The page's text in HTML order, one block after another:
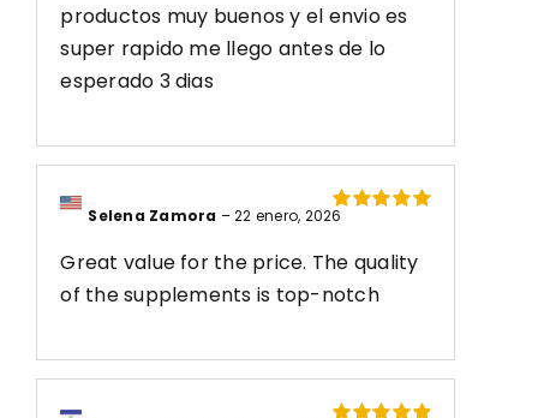
productos muy buenos y el envio es
super rapido me llego antes de lo
esperado 3 dias
Valorado
Selena Zamora –22 enero, 2026
Great value for the price. The quality
of the supplements is top-notch